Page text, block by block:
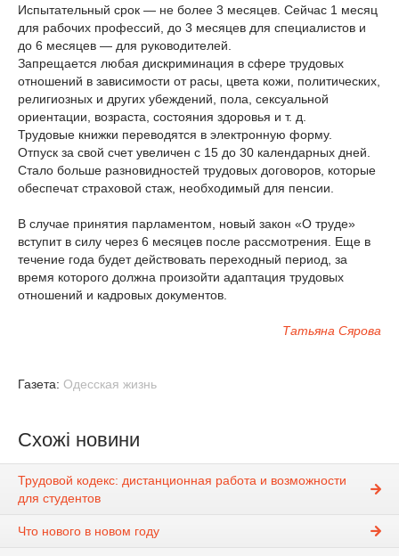
Испытательный срок — не более 3 месяцев. Сейчас 1 месяц
для рабочих профессий, до 3 месяцев для специалистов и
до 6 месяцев — для руководителей.
Запрещается любая дискриминация в сфере трудовых
отношений в зависимости от расы, цвета кожи, политических,
религиозных и других убеждений, пола, сексуальной
ориентации, возраста, состояния здоровья и т. д.
Трудовые книжки переводятся в электронную форму.
Отпуск за свой счет увеличен с 15 до 30 календарных дней.
Стало больше разновидностей трудовых договоров, которые
обеспечат страховой стаж, необходимый для пенсии.
В случае принятия парламентом, новый закон «О труде»
вступит в силу через 6 месяцев после рассмотрения. Еще в
течение года будет действовать переходный период, за
время которого должна произойти адаптация трудовых
отношений и кадровых документов.
Татьяна Сярова
Газета: Одесская жизнь
Схожі новини
Трудовой кодекс: дистанционная работа и возможности
для студентов
Что нового в новом году